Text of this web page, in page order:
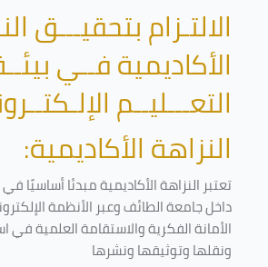
الالتـزام بتحقيـــق
الأكاديمية فــي
التعـــليــم
النزاهة الأكاديمية:
تعتبر النزاهة الأكاديمية مبدئا أساسيًا
داخل جامعة الطائف وعبر الأنظمة
الأمانة الفكرية والاستقامة العلمية في
ونقلها وتوثيقها ونشرها